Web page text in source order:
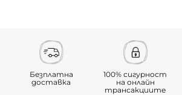
Безплатна
доставка
100% сигурност
на онлайн
трансакциите